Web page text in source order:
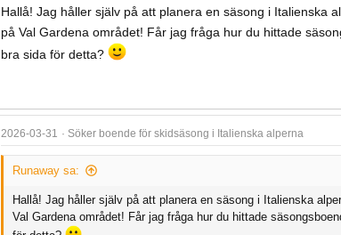
Hallå! Jag håller själv på att planera en säsong i Italienska
på Val Gardena området! Får jag fråga hur du hittade
bra sida för detta?
2026-03-31 Söker boende för skidsäsong i Italienska alperna
Runaway sa:
Hallå! Jag håller själv på att planera en säsong i Italienska
Val Gardena området! Får jag fråga hur du hittade